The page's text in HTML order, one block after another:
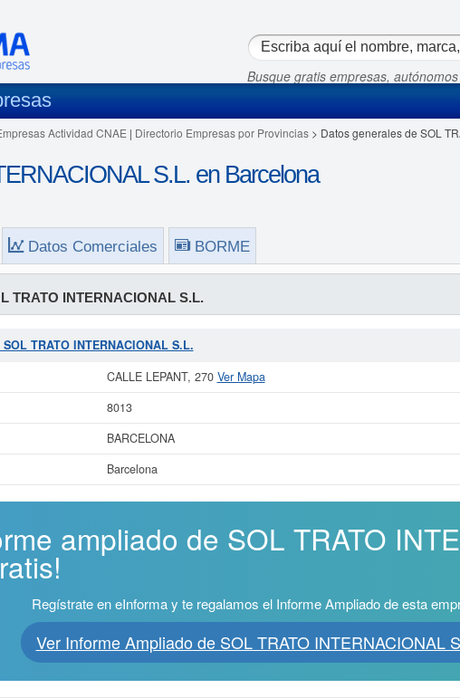
Busque gratis empresas,
Actividad CNAE | Directorio Empresas por Provincias> Datos generales de SOL
S.L. en Barcelona
Datos Comerciales BORME
TRATO INTERNACIONAL S.L.
TRATO INTERNACIONAL S.L.
CALLE LEPANT, 270 Ver Mapa
8013
BARCELONA
Barcelona
ampliado de SOL TRATO
Regístrate en eInforma y te regalamos el Informe Ampliado de esta
Ver Informe Ampliado de SOL TRATO INTERNACIONAL